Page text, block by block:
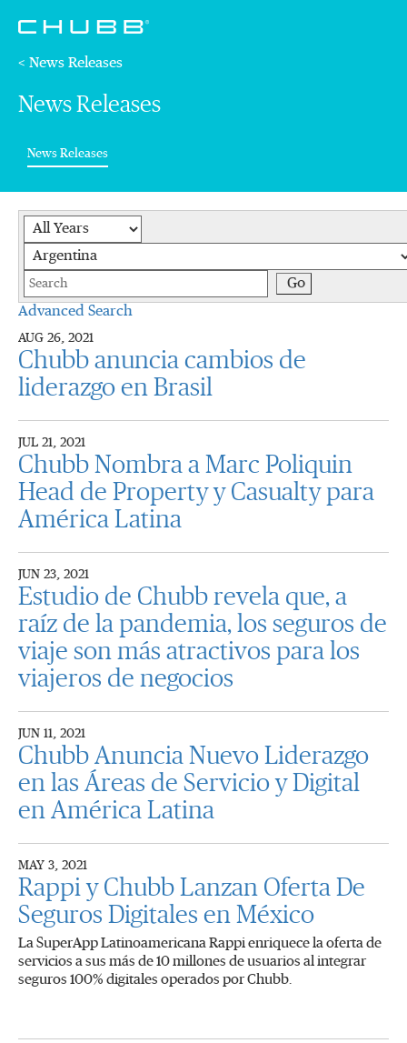
< News Releases
News Releases
News Releases(current)
Year
Keywords
Go
Advanced Search
AUG 26, 2021
Chubb anuncia cambios de
liderazgo en Brasil
JUL 21, 2021
Chubb Nombra a Marc Poliquin
Head de Property y Casualty para
América Latina
JUN 23, 2021
Estudio de Chubb revela que, a
raíz de la pandemia, los seguros de
viaje son más atractivos para los
viajeros de negocios
JUN 11, 2021
Chubb Anuncia Nuevo Liderazgo
en las Áreas de Servicio y Digital
en América Latina
MAY 3, 2021
Rappi y Chubb Lanzan Oferta De
Seguros Digitales en México
La SuperApp Latinoamericana Rappi enriquece la oferta de
servicios a sus más de 10 millones de usuarios al integrar
seguros 100% digitales operados por Chubb.